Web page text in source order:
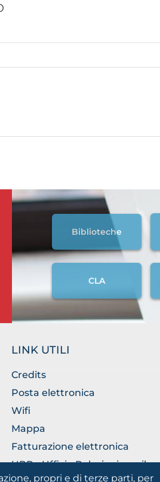
propri e di terze parti, per
Biblioteche
CLA
LINK UTILI
Credits
Posta elettronica
Wifi
Mappa
Fatturazione elettronica
URP - Ufficio Relazioni con il
Pubblico